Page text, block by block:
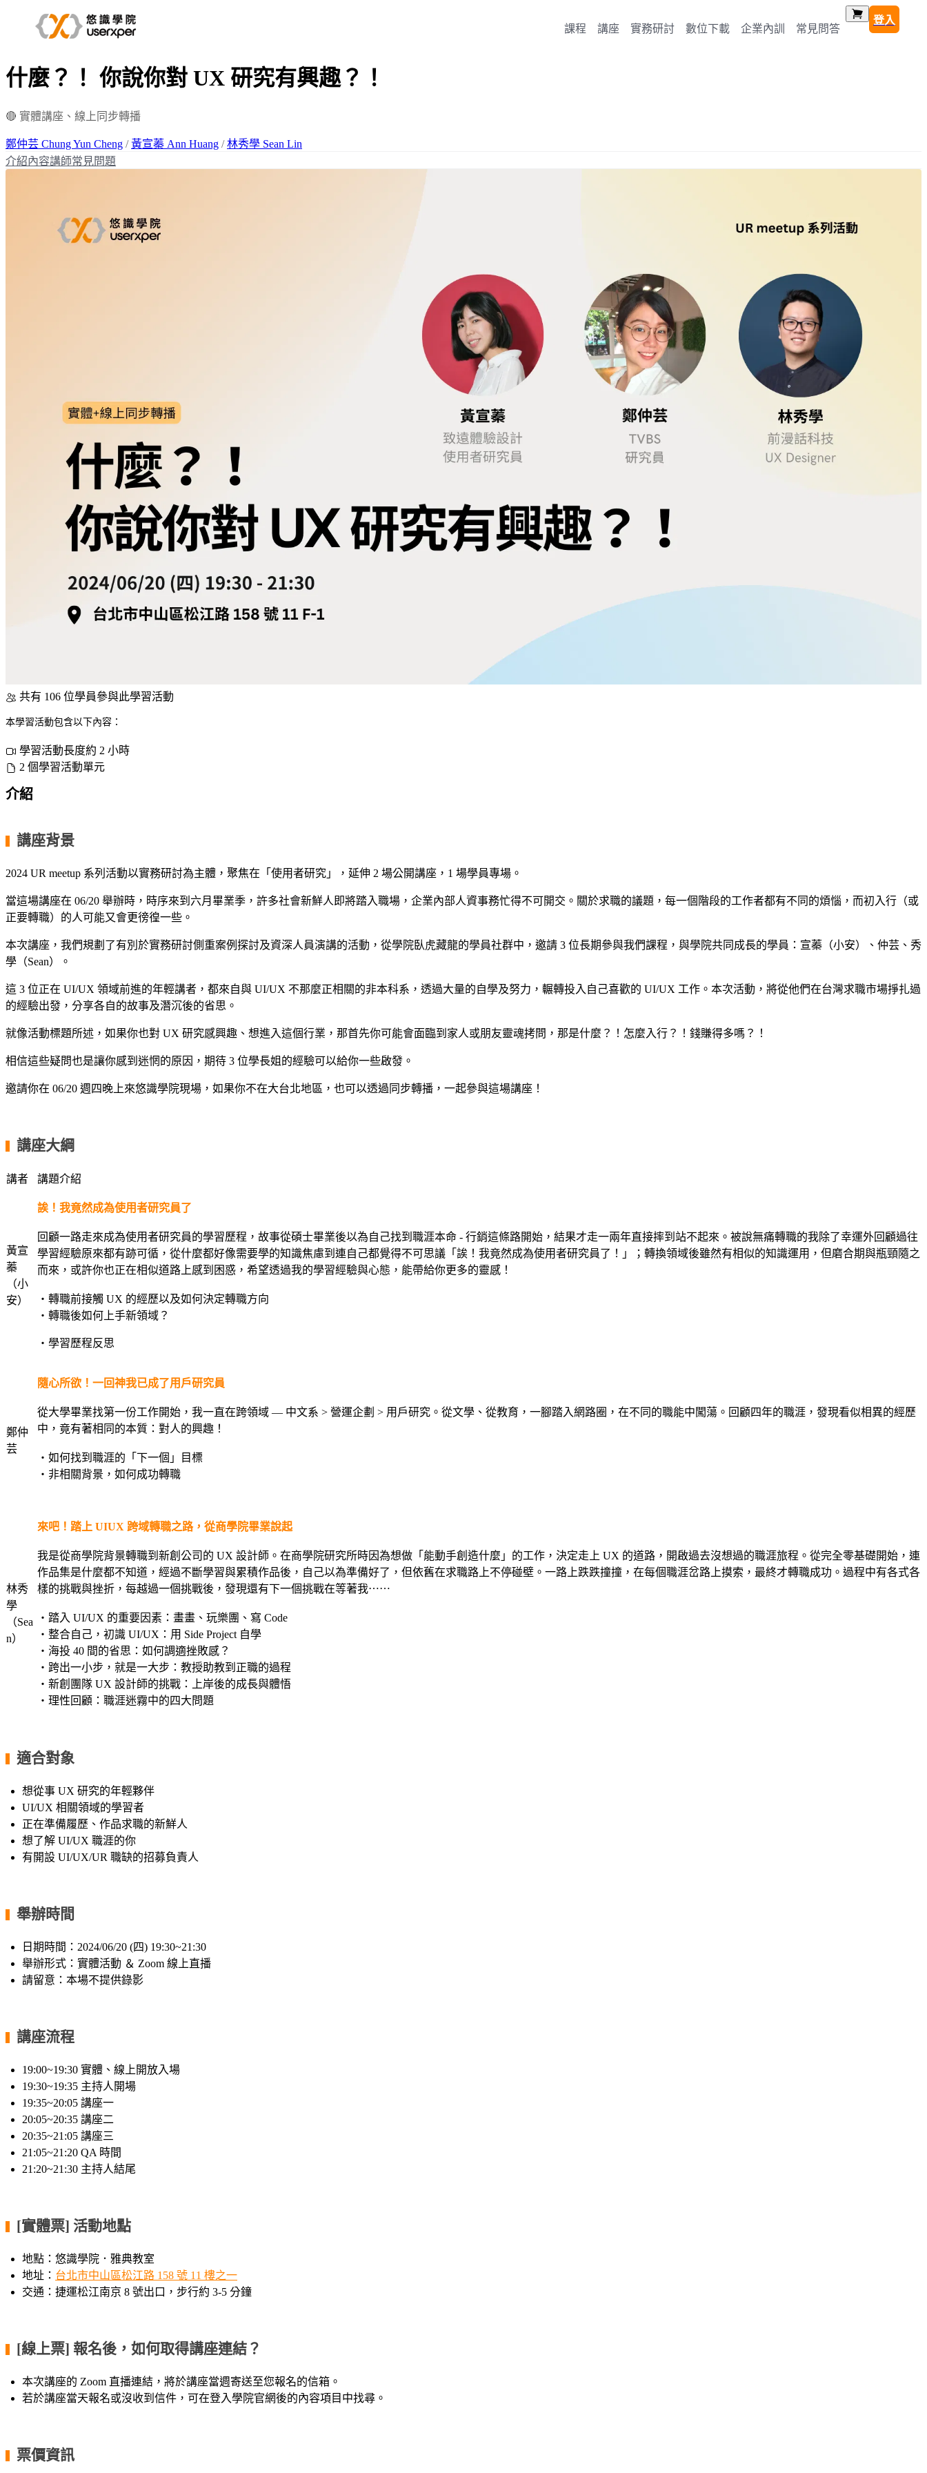
課程 講座 實務研討 數位下載 企業內訓 常見問答
登入
什麼？！ 你說你對 UX 研究有興趣？！
🔴 實體講座、線上同步轉播
鄭仲芸 Chung Yun Cheng /黃宣蓁 Ann Huang /林秀學 Sean Lin
介紹內容講師常見問題
共有 106 位學員參與此學習活動
本學習活動包含以下內容：
學習活動長度約 2 小時
2 個學習活動單元
介紹
講座背景
2024 UR meetup 系列活動以實務研討為主體，聚焦在「使用者研究」，延伸 2 場公開講座，1 場學員專場。
當這場講座在 06/20 舉辦時，時序來到六月畢業季，許多社會新鮮人即將踏入職場，企業內部人資事務忙得不可開交。關於求職的議題，每一個階段的工作者都有不同的煩惱，而初入行（或
正要轉職）的人可能又會更徬徨一些。
本次講座，我們規劃了有別於實務研討側重案例探討及資深人員演講的活動，從學院臥虎藏龍的學員社群中，邀請 3 位長期參與我們課程，與學院共同成長的學員：宣蓁（小安）、仲芸、秀
學（Sean）。
這 3 位正在 UI/UX 領域前進的年輕講者，都來自與 UI/UX 不那麼正相關的非本科系，透過大量的自學及努力，輾轉投入自己喜歡的 UI/UX 工作。本次活動，將從他們在台灣求職市場掙扎過
的經驗出發，分享各自的故事及潛沉後的省思。
就像活動標題所述，如果你也對 UX 研究感興趣、想進入這個行業，那首先你可能會面臨到家人或朋友靈魂拷問，那是什麼？！怎麼入行？！錢賺得多嗎？！
相信這些疑問也是讓你感到迷惘的原因，期待 3 位學長姐的經驗可以給你一些啟發。
邀請你在 06/20 週四晚上來悠識學院現場，如果你不在大台北地區，也可以透過同步轉播，一起參與這場講座！
講座大綱
講者 講題介紹
黃宣
蓁
（小
安）
誒！我竟然成為使用者研究員了
回顧一路走來成為使用者研究員的學習歷程，故事從碩士畢業後以為自己找到職涯本命 - 行銷這條路開始，結果才走一兩年直接摔到站不起來。被說無痛轉職的我除了幸運外回顧過往
學習經驗原來都有跡可循，從什麼都好像需要學的知識焦慮到連自己都覺得不可思議「誒！我竟然成為使用者研究員了！」；轉換領域後雖然有相似的知識運用，但磨合期與瓶頸隨之
而來，或許你也正在相似道路上感到困惑，希望透過我的學習經驗與心態，能帶給你更多的靈感！
・轉職前接觸 UX 的經歷以及如何決定轉職方向
・轉職後如何上手新領域？
・學習歷程反思
鄭仲
芸
隨心所欲！一回神我已成了用戶研究員
從大學畢業找第一份工作開始，我一直在跨領域 — 中文系 > 營運企劃 > 用戶研究。從文學、從教育，一腳踏入網路圈，在不同的職能中闖蕩。回顧四年的職涯，發現看似相異的經歷
中，竟有著相同的本質：對人的興趣！
・如何找到職涯的「下一個」目標
・非相關背景，如何成功轉職
林秀
學
（Sea
n）
來吧！踏上 UIUX 跨域轉職之路，從商學院畢業說起
我是從商學院背景轉職到新創公司的 UX 設計師。在商學院研究所時因為想做「能動手創造什麼」的工作，決定走上 UX 的道路，開啟過去沒想過的職涯旅程。從完全零基礎開始，連
作品集是什麼都不知道，經過不斷學習與累積作品後，自己以為準備好了，但依舊在求職路上不停碰壁。一路上跌跌撞撞，在每個職涯岔路上摸索，最終才轉職成功。過程中有各式各
樣的挑戰與挫折，每越過一個挑戰後，發現還有下一個挑戰在等著我⋯⋯
・踏入 UI/UX 的重要因素：畫畫、玩樂團、寫 Code
・整合自己，初識 UI/UX：用 Side Project 自學
・海投 40 間的省思：如何調適挫敗感？
・跨出一小步，就是一大步：教授助教到正職的過程
・新創團隊 UX 設計師的挑戰：上岸後的成長與體悟
・理性回顧：職涯迷霧中的四大問題
適合對象
想從事 UX 研究的年輕夥伴
UI/UX 相關領域的學習者
正在準備履歷、作品求職的新鮮人
想了解 UI/UX 職涯的你
有開設 UI/UX/UR 職缺的招募負責人
舉辦時間
日期時間：2024/06/20 (四) 19:30~21:30
舉辦形式：實體活動 ＆ Zoom 線上直播
請留意：本場不提供錄影
講座流程
19:00~19:30 實體、線上開放入場
19:30~19:35 主持人開場
19:35~20:05 講座一
20:05~20:35 講座二
20:35~21:05 講座三
21:05~21:20 QA 時間
21:20~21:30 主持人結尾
[實體票] 活動地點
地點：悠識學院．雅典教室
地址： 台北市中山區松江路 158 號 11 樓之一
交通：捷運松江南京 8 號出口，步行約 3-5 分鐘
[線上票] 報名後，如何取得講座連結？
本次講座的 Zoom 直播連結，將於講座當週寄送至您報名的信箱。
若於講座當天報名或沒收到信件，可在登入學院官網後的內容項目中找尋。
票價資訊